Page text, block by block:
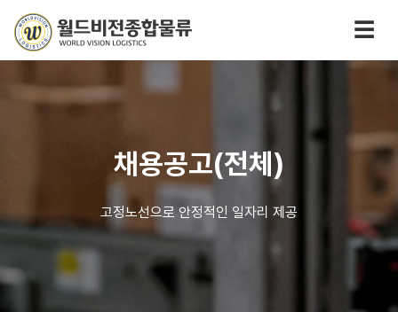
☰
채용공고(전체)
고정노선으로 안정적인 일자리 제공